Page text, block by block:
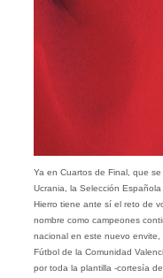
Ya en Cuartos de Final, que
Ucrania, la Selección
Hierro tiene ante sí el reto de
nombre como campeones
nacional en este nuevo
Fútbol de la Comunidad
por toda la plantilla -cortesía